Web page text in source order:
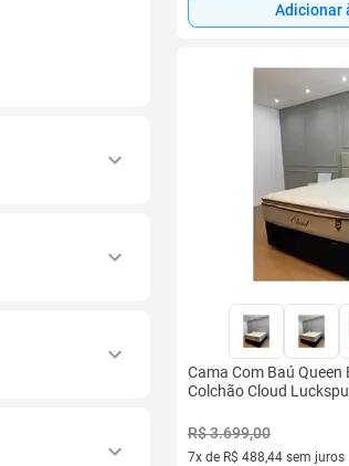
Adicionar
Cama Com Baú Queen
Colchão Cloud
R$ 3.699,00
7x de R$ 488,44 sem juros